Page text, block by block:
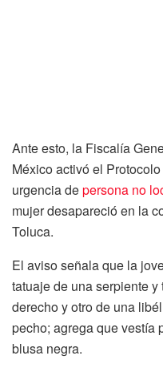
pecho; agrega que vestía
blusa negra.
Solicitamos su apoyo
#PotroHermana, Daniela
escribió por su parte la
Cintya
El otro caso es el de